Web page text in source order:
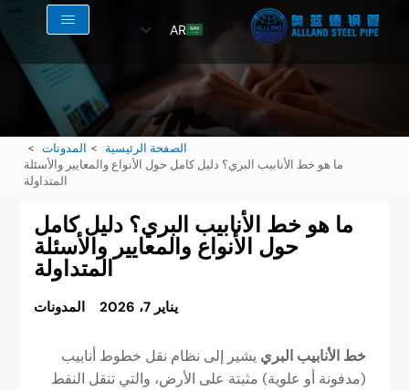
AR
RU
ESالصفحة الرئيسية
المدونات
ما هو خط الأنابيب البري؟ دليل كامل حول الأنواع والمعايير والأسئلة
المتداولة
ما هو خط الأنابيب البري؟ دليل كامل
حول الأنواع والمعايير والأسئلة
المتداولة
يناير 7، 2026 المدونات
خط الأنابيب البري يشير إلى نظام نقل خطوط أنابيب
(مدفونة أو علوية) مثبتة على الأرض، والتي تنقل النفط